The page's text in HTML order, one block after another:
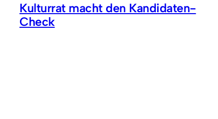
Kulturrat macht den Kandidaten-
Check